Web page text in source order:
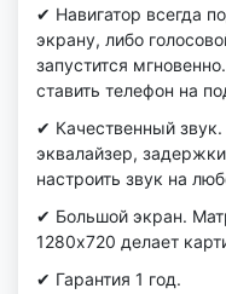
✔ Навигатор всегда
экрану, либо
запустится
ставить телефон на
✔ Качественный
эквалайзер,
настроить звук на
✔ Большой экран.
1280x720 делает
✔ Гарантия 1 год.